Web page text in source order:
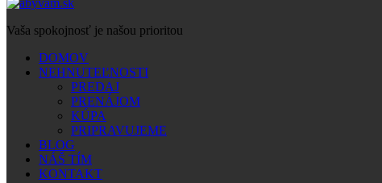
Vaša spokojnosť je našou prioritou
DOMOV
NEHNUTEĽNOSTI
PREDAJ
PRENÁJOM
KÚPA
PRIPRAVUJEME
BLOG
NÁŠ TÍM
KONTAKT